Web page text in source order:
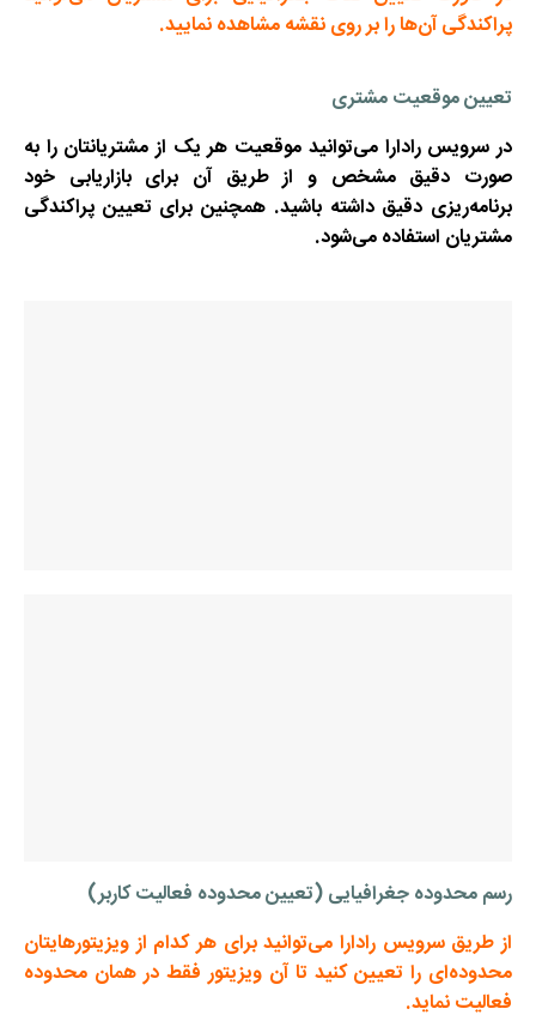
پراکندگی آن‌ها را بر روی نقشه مشاهده نمایید.
تعیین موقعیت مشتری
در سرویس رادارا می‌توانید موقعیت هر یک از مشتریانتان را به
صورت دقیق مشخص و از طریق آن برای بازاریابی خود
برنامه‌ریزی دقیق داشته باشید. همچنین برای تعیین پراکندگی
مشتریان استفاده می‌شود.
رسم محدوده جغرافیایی (تعیین محدوده فعالیت کاربر)
از طریق سرویس رادارا می‌توانید برای هر کدام از ویزیتورهایتان
محدوده‌ای را تعیین کنید تا آن ویزیتور فقط در همان محدوده
فعالیت نماید.